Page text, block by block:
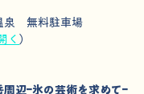
　無料駐車場
く ）
辺ｰ氷の芸術を求めてｰ